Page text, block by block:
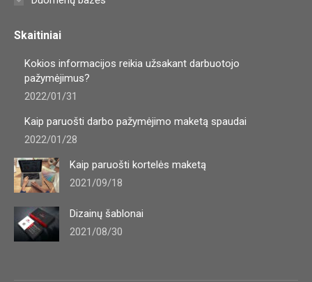
Skaitiniai
Kokios informacijos reikia užsakant darbuotojo
pažymėjimus?
2022/01/31
Kaip paruošti darbo pažymėjimo maketą spaudai
2022/01/28
Kaip paruošti kortelės maketą
2021/09/18
Dizainų šablonai
2021/08/30